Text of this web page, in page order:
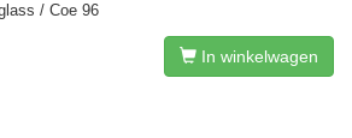
/ Coe 96
In winkelwagen